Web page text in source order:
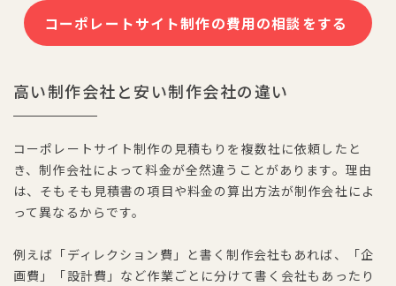
コーポレートサイト制作の費用の相談をする
高い制作会社と安い制作会社の違い
コーポレートサイト制作の見積もりを複数社に依頼したと
き、制作会社によって料金が全然違うことがあります。理由
は、そもそも見積書の項目や料金の算出方法が制作会社によ
って異なるからです。
例えば「ディレクション費」と書く制作会社もあれば、「企
画費」「設計費」など作業ごとに分けて書く会社もあったり